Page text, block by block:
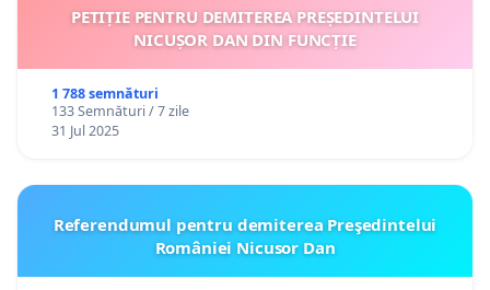
PETIȚIE PENTRU DEMITEREA PREȘEDINTELUI
NICUȘOR DAN DIN FUNCȚIE
1 788 semnături
133 Semnături / 7 zile
31 Jul 2025
Referendumul pentru demiterea Preşedintelui
României Nicusor Dan